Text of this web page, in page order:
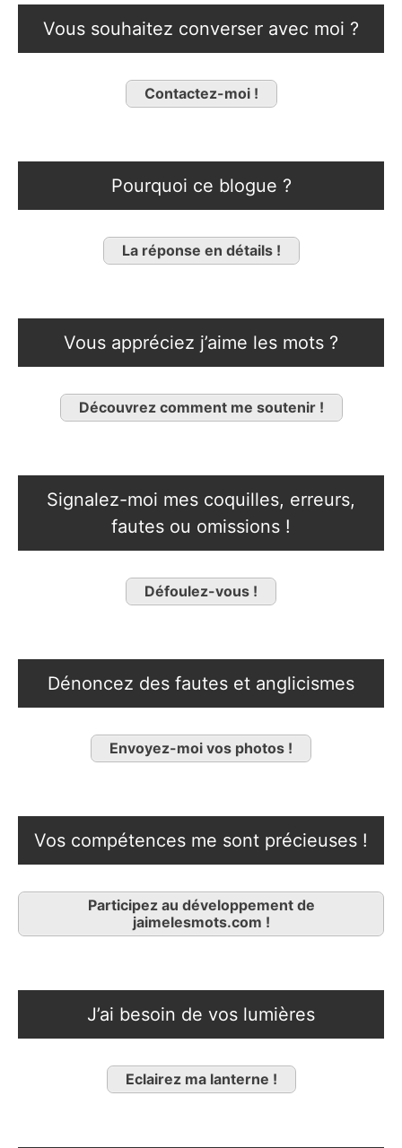
Vous souhaitez converser avec moi ?
Contactez-moi !
Pourquoi ce blogue ?
La réponse en détails !
Vous appréciez j’aime les mots ?
Découvrez comment me soutenir !
Signalez-moi mes coquilles, erreurs,
fautes ou omissions !
Défoulez-vous !
Dénoncez des fautes et anglicismes
Envoyez-moi vos photos !
Vos compétences me sont précieuses !
Participez au développement de
jaimelesmots.com !
J’ai besoin de vos lumières
Eclairez ma lanterne !